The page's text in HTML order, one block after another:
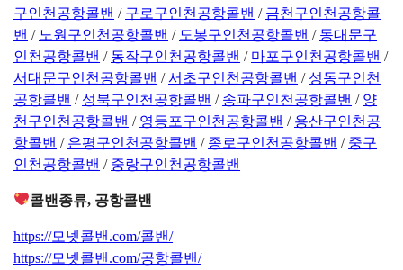
구인천공항콜밴 / 구로구인천공항콜밴 / 금천구인천공항콜
밴 / 노원구인천공항콜밴 / 도봉구인천공항콜밴 / 동대문구
인천공항콜밴 / 동작구인천공항콜밴 / 마포구인천공항콜밴 /
서대문구인천공항콜밴 /서초구인천공항콜밴 / 성동구인천
공항콜밴 / 성북구인천공항콜밴 / 송파구인천공항콜밴 / 양
천구인천공항콜밴 / 영등포구인천공항콜밴 / 용산구인천공
항콜밴 / 은평구인천공항콜밴 / 종로구인천공항콜밴 / 중구
인천공항콜밴 / 중랑구인천공항콜밴
콜밴종류, 공항콜밴
https://모넷콜밴.com/콜밴/
https://모넷콜밴.com/공항콜밴/